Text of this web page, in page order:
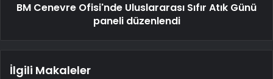
BM Cenevre Ofisi'nde Uluslararası Sıfır Atık Günü
paneli düzenlendi
İlgili Makaleler